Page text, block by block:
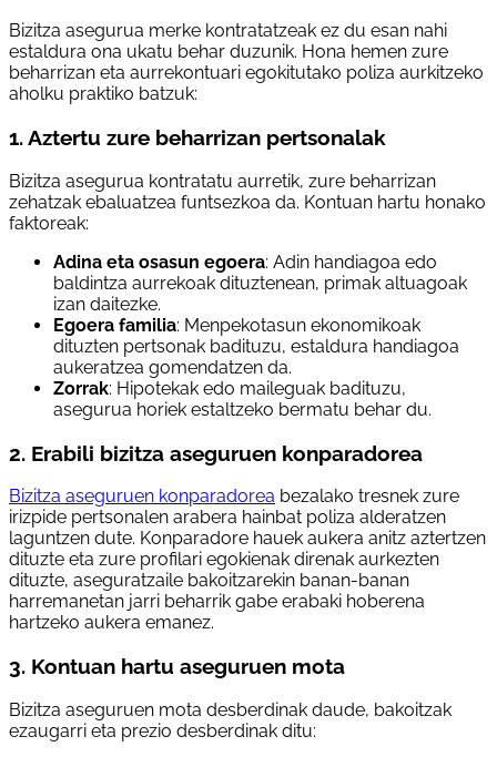
Bizitza asegurua merke kontratatzeak ez du esan nahi
estaldura ona ukatu behar duzunik. Hona hemen zure
beharrizan eta aurrekontuari egokitutako poliza aurkitzeko
aholku praktiko batzuk:
1. Aztertu zure beharrizan pertsonalak
Bizitza asegurua kontratatu aurretik, zure beharrizan
zehatzak ebaluatzea funtsezkoa da. Kontuan hartu honako
faktoreak:
Adina eta osasun egoera: Adin handiagoa edo
baldintza aurrekoak dituztenean, primak altuagoak
izan daitezke.
Egoera familia: Menpekotasun ekonomikoak
dituzten pertsonak badituzu, estaldura handiagoa
aukeratzea gomendatzen da.
Zorrak: Hipotekak edo maileguak badituzu,
asegurua horiek estaltzeko bermatu behar du.
2. Erabili bizitza aseguruen konparadorea
Bizitza aseguruen konparadorea bezalako tresnek zure
irizpide pertsonalen arabera hainbat poliza alderatzen
laguntzen dute. Konparadore hauek aukera anitz aztertzen
dituzte eta zure profilari egokienak direnak aurkezten
dituzte, aseguratzaile bakoitzarekin banan-banan
harremanetan jarri beharrik gabe erabaki hoberena
hartzeko aukera emanez.
3. Kontuan hartu aseguruen mota
Bizitza aseguruen mota desberdinak daude, bakoitzak
ezaugarri eta prezio desberdinak ditu: